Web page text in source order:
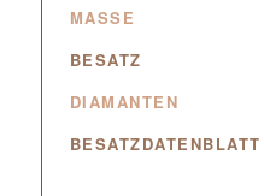
MASSE
BESATZ
DIAMANTEN
BESATZDATENBLATT